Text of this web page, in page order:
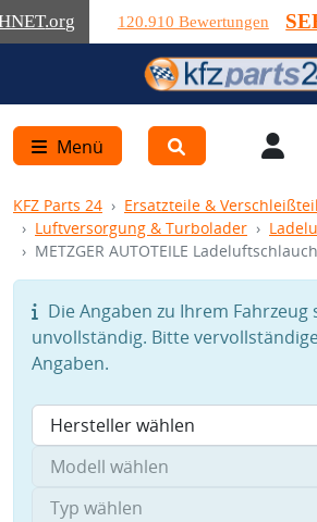
.org 120.910 Bewertungen
Menü
KFZ Parts 24 Ersatzteile &
Luftversorgung & Turbolader
METZGER AUTOTEILE
Die Angaben zu Ihrem Fahrzeug
unvollständig. Bitte
Angaben.